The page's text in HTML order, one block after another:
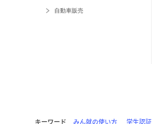
自動車販売
キーワード みん就の使い方 学生認証